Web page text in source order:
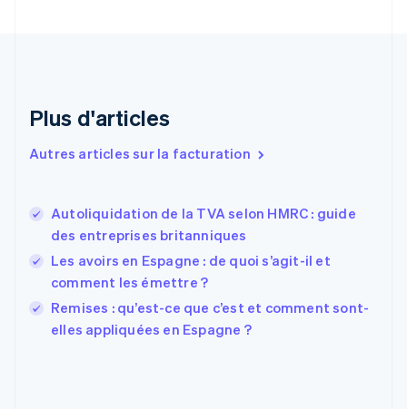
Plus d'articles
Autres articles sur la facturation
Autoliquidation de la TVA selon HMRC : guide
des entreprises britanniques
Les avoirs en Espagne : de quoi s’agit-il et
comment les émettre ?
Remises : qu’est-ce que c’est et comment sont-
elles appliquées en Espagne ?
Español English
English
Finlande
EnglishSvenska
FrançaisEnglish
Gibraltar
English
Grèce